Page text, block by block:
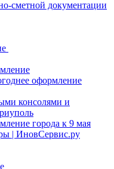
сметной документации
оформление
консолями и
города к 9 мая
| ИновСервис.ру